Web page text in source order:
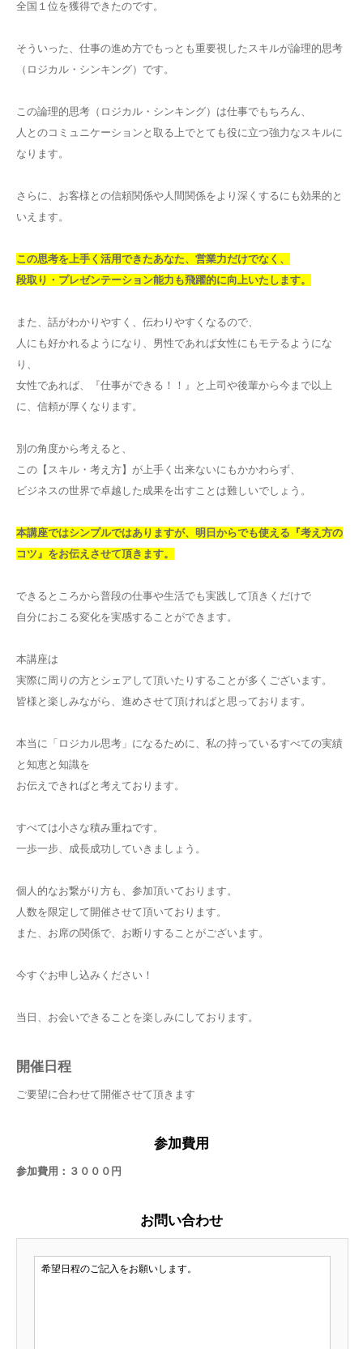
全国１位を獲得できたのです。
そういった、仕事の進め方でもっとも重要視したスキルが論理的思考
（ロジカル・シンキング）です。
この論理的思考（ロジカル・シンキング）は仕事でもちろん、
人とのコミュニケーションと取る上でとても役に立つ強力なスキルに
なります。
さらに、お客様との信頼関係や人間関係をより深くするにも効果的と
いえます。
この思考を上手く活用できたあなた、営業力だけでなく、
段取り・プレゼンテーション能力も飛躍的に向上いたします。
また、話がわかりやすく、伝わりやすくなるので、
人にも好かれるようになり、男性であれば女性にもモテるようにな
り、
女性であれば、『仕事ができる！！』と上司や後輩から今まで以上
に、信頼が厚くなります。
別の角度から考えると、
この【スキル・考え方】が上手く出来ないにもかかわらず、
ビジネスの世界で卓越した成果を出すことは難しいでしょう。
本講座ではシンプルではありますが、明日からでも使える『考え方の
コツ』をお伝えさせて頂きます。
できるところから普段の仕事や生活でも実践して頂きくだけで
自分におこる変化を実感することができます。
本講座は
実際に周りの方とシェアして頂いたりすることが多くございます。
皆様と楽しみながら、進めさせて頂ければと思っております。
本当に「ロジカル思考」になるために、私の持っているすべての実績
と知恵と知識を
お伝えできればと考えております。
すべては小さな積み重ねです。
一歩一步、成長成功していきましょう。
個人的なお繋がり方も、参加頂いております。
人数を限定して開催させて頂いております。
また、お席の関係で、お断りすることがございます。
今すぐお申し込みください！
当日、お会いできることを楽しみにしております。
開催日程
ご要望に合わせて開催させて頂きます
参加費用
参加費用：３０００円
お問い合わせ